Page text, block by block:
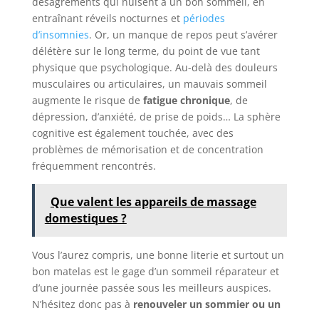
entraînant réveils nocturnes et périodes
d’insomnies. Or, un manque de repos peut s’avérer
délétère sur le long terme, du point de vue tant
physique que psychologique. Au-delà des douleurs
musculaires ou articulaires, un mauvais sommeil
augmente le risque de fatigue chronique, de
dépression, d’anxiété, de prise de poids… La sphère
cognitive est également touchée, avec des
problèmes de mémorisation et de concentration
fréquemment rencontrés.
Que valent les appareils de massage
domestiques ?
Vous l’aurez compris, une bonne literie et surtout un
bon matelas est le gage d’un sommeil réparateur et
d’une journée passée sous les meilleurs auspices.
N’hésitez donc pas à renouveler un sommier ou un